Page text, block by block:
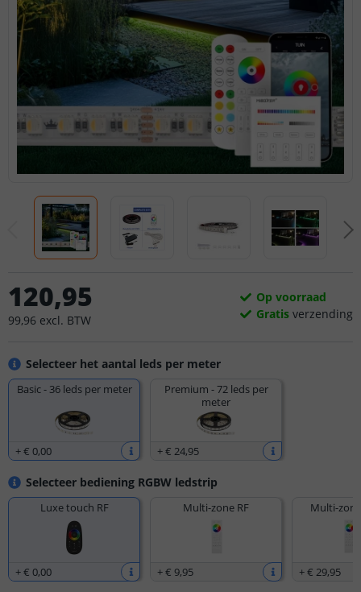
Selecteer het aantal leds per meter
Basic - 36 leds per meter
+€ 0,00
Premium - 72 leds per
meter
+€ 24,95
Selecteer bediening RGBW ledstrip
Luxe touch RF
+€ 0,00
Multi-zone RF
+€ 9,95
Multi-
+€ 29,95
120,95
99,96 excl. BTW
Op voorraad
Gratis verzending